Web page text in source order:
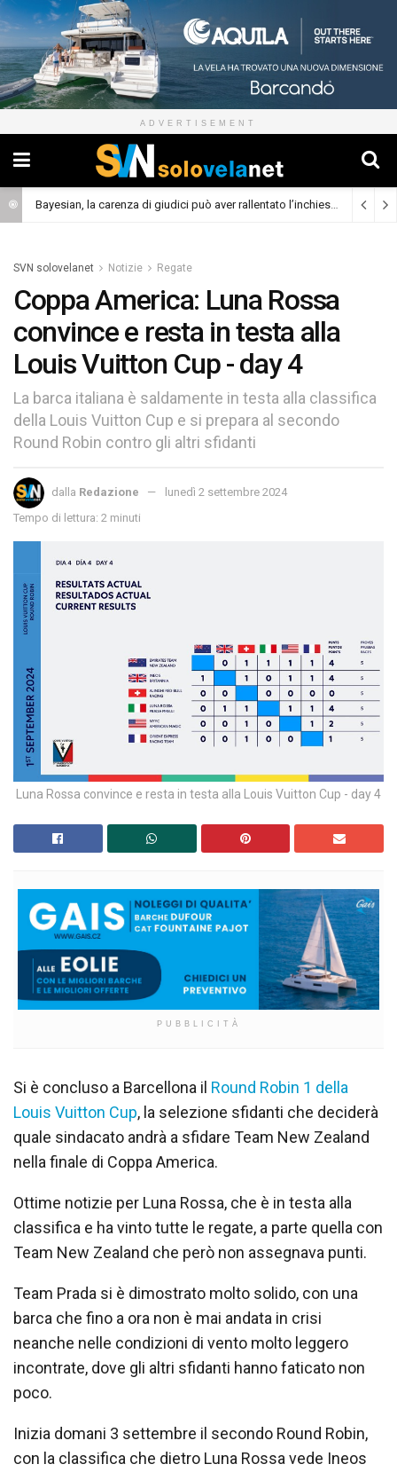
ADVERTISEMENT
Bayesian, la carenza di giudici può aver rallentato l’inchiesta (Cronaca)
SVN solovelanet Notizie Regate
Coppa America: Luna Rossa
convince e resta in testa alla
Louis Vuitton Cup - day 4
La barca italiana è saldamente in testa alla classifica
della Louis Vuitton Cup e si prepara al secondo
Round Robin contro gli altri sfidanti
dalla Redazione
lunedì 2 settembre 2024
Tempo di lettura: 2 minuti
Luna Rossa convince e resta in testa alla Louis Vuitton Cup - day 4
PUBBLICITÀ
Si è concluso a Barcellona il Round Robin 1 della
Louis Vuitton Cup, la selezione sfidanti che deciderà
quale sindacato andrà a sfidare Team New Zealand
nella finale di Coppa America.
Ottime notizie per Luna Rossa, che è in testa alla
classifica e ha vinto tutte le regate, a parte quella con
Team New Zealand che però non assegnava punti.
Team Prada si è dimostrato molto solido, con una
barca che fino a ora non è mai andata in crisi
neanche nelle condizioni di vento molto leggero
incontrate, dove gli altri sfidanti hanno faticato non
poco.
Inizia domani 3 settembre il secondo Round Robin,
con la classifica che dietro Luna Rossa vede Ineos